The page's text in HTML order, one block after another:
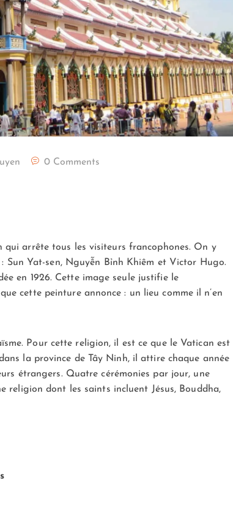
0 Comments
qui arrête tous les visiteurs francophones. On y
Yat-sen, Nguyễn Bỉnh Khiêm et Victor Hugo.
en 1926. Cette image seule justifie le
cette peinture annonce : un lieu comme il n’en
Pour cette religion, il est ce que le Vatican est
la province de Tây Ninh, il attire chaque année
étrangers. Quatre cérémonies par jour, une
religion dont les saints incluent Jésus, Bouddha,